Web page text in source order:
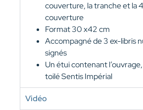
couverture, la tranche et la
couverture
Format 30 x42 cm
Accompagné de 3 ex-libris
signés
Un étui contenant
toilé Sentis Impérial
Vidéo